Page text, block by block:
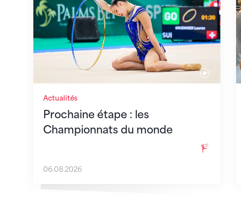
Actualités
Prochaine étape : les
Championnats du monde
06.08.2026